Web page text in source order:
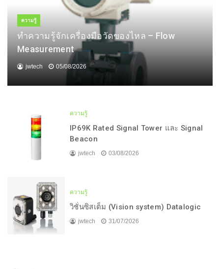
ความรู้
ทำความรู้จักเครื่องมือวัดของไหล – Flow
Measurement
jwtech 05/08/2026
ความรู้
IP69K Rated Signal Tower และ Signal
Beacon
jwtech 03/08/2026
ความรู้
วิชั่นซิสเต็ม (Vision system) Datalogic
jwtech 31/07/2026